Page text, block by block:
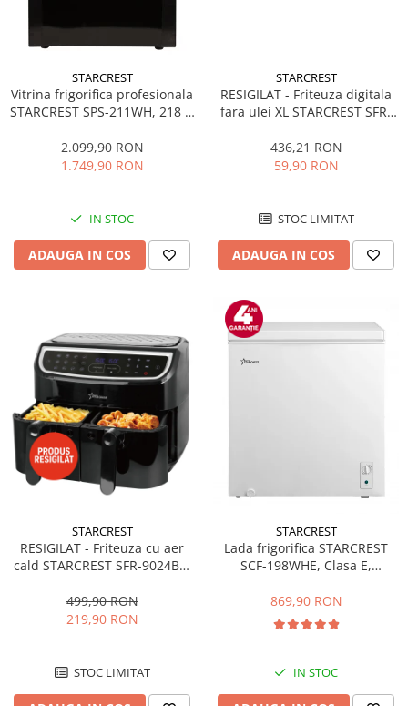
STARCREST
Vitrina frigorifica profesionala
STARCREST SPS-211WH, 218 L,
LED, H 141 cm, Negru
2.099,90 RON
1.749,90 RON
IN STOC
ADAUGA IN COS
STARCREST
RESIGILAT - Friteuza digitala
fara ulei XL STARCREST SFR-
Termostat 80 - 200 °C, 8
programe predefinite, Negru
436,21 RON
59,90 RON
STOC LIMITAT
ADAUGA IN COS
STARCREST
RESIGILAT - Friteuza cu aer
cald STARCREST SFR-9024BK,
Termostat 80 - 200 °C, 12
programe, Negru
499,90 RON
219,90 RON
STOC LIMITAT
STARCREST
Lada frigorifica STARCREST
SCF-198WHE, Clasa E,
convertibil - functie frigider,
Termostat reglabil, Alb
869,90 RON
IN STOC